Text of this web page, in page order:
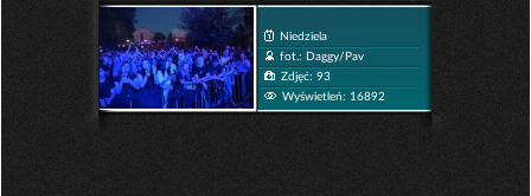
Niedziela
fot.: Daggy/Pav
Zdjęć: 93
Wyświetleń: 16892